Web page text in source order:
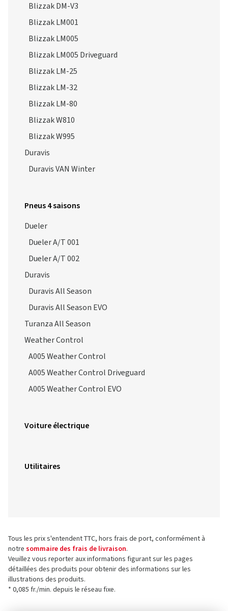
Blizzak DM-V3
Blizzak LM001
Blizzak LM005
Blizzak LM005 Driveguard
Blizzak LM-25
Blizzak LM-32
Blizzak LM-80
Blizzak W810
Blizzak W995
Duravis
Duravis VAN Winter
Pneus 4 saisons
Dueler
Dueler A/T 001
Dueler A/T 002
Duravis
Duravis All Season
Duravis All Season EVO
Turanza All Season
Weather Control
A005 Weather Control
A005 Weather Control Driveguard
A005 Weather Control EVO
Voiture électrique
Utilitaires
Tous les prix s'entendent TTC, hors frais de port, conformément à
notre sommaire des frais de livraison.
Veuillez vous reporter aux informations figurant sur les pages
détaillées des produits pour obtenir des informations sur les
illustrations des produits.
* 0,085 fr./min. depuis le réseau fixe.